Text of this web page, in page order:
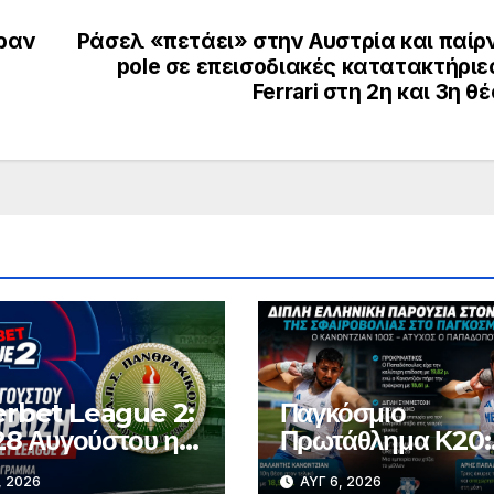
Ράσελ «πετάει» στην Αυστρία και
pole σε επεισοδιακές
Ferrari στη 2η και 3η
League 2:
Αυγούστου η
του
2026
Παγκόσμιο
Πρωτάθλημα Κ20:
Δέκατος ο
ΑΥΓ 6, 2026